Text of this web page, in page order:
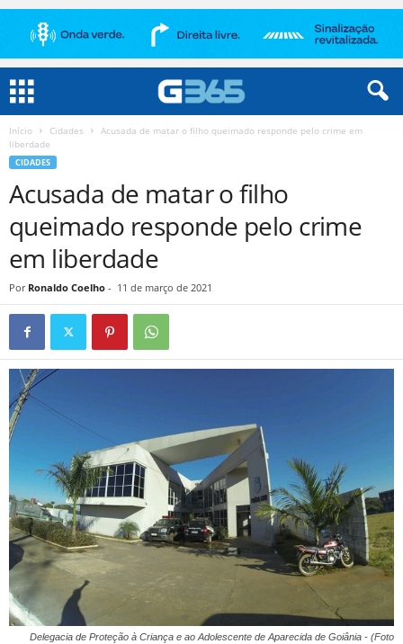
Início Cidades
Acusada de matar o filho queimado responde pelo crime em
liberdade
CIDADES
Acusada de matar o filho
queimado responde pelo crime
em liberdade
Por Ronaldo Coelho - 11 de março de 2021
Delegacia de Proteção à Criança e ao Adolescente de Aparecida de Goiânia - (Foto